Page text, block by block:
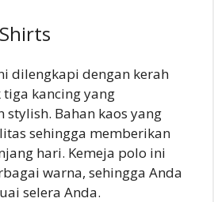
dilengkapi dengan kerah
kancing yang
stylish. Bahan kaos yang
sehingga memberikan
hari. Kemeja polo ini
warna, sehingga Anda
selera Anda.